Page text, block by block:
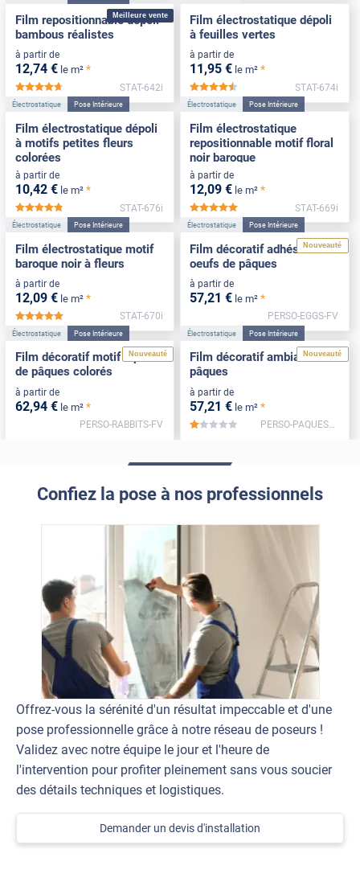
Meilleure vente
Film repositionnable dépoli
bambous réalistes
à partir de
12,74 € le m² *
*****
STAT-642i
Film électrostatique dépoli
à feuilles vertes
à partir de
11,95 € le m² *
*****
STAT-674i
Électrostatique Pose Intérieure
Film électrostatique dépoli
à motifs petites fleurs
colorées
à partir de
10,42 € le m² *
*****
STAT-676i
Électrostatique Pose Intérieure
Film électrostatique
repositionnable motif floral
noir baroque
à partir de
12,09 € le m² *
STAT-669i
Électrostatique Pose Intérieure
Film électrostatique motif
baroque noir à fleurs
à partir de
12,09 € le m² *
*****
STAT-670i
Nouveauté
Électrostatique Pose Intérieure
Film décoratif adhésif motif
oeufs de pâques
à partir de
57,21 € le m² *
PERSO-EGGS-FV
Nouveauté
Électrostatique Pose Intérieure
Film décoratif motif lapins
de pâques colorés
à partir de
62,94 € le m² *
PERSO-RABBITS-FV
Nouveauté
Électrostatique Pose Intérieure
Film décoratif ambiance
pâques
à partir de
57,21 € le m² *
*****
PERSO-PAQUES2-FV
Confiez la pose à nos professionnels
Offrez-vous la sérénité d'un résultat impeccable et d'une
pose professionnelle grâce à notre réseau de poseurs !
Validez avec notre équipe le jour et l'heure de
l'intervention pour profiter pleinement sans vous soucier
des détails techniques et logistiques.
Demander un devis d'installation